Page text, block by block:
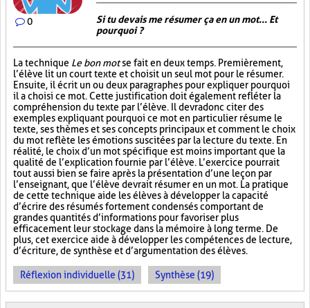
0
Si tu devais me résumer ça en un mot... Et
pourquoi ?
La technique Le bon motse fait en deux temps. Premièrement,
l’élève lit un court texte et choisit un seul mot pour le résumer.
Ensuite, il écrit un ou deux paragraphes pour expliquer pourquoi
il a choisi ce mot. Cette justification doit également refléter la
compréhension du texte par l’élève. Il devra donc citer des
exemples expliquant pourquoi ce mot en particulier résume le
texte, ses thèmes et ses concepts principaux et comment le choix
du mot reflète les émotions suscitées par la lecture du texte. En
réalité, le choix d’un mot spécifique est moins important que la
qualité de l’explication fournie par l’élève. L’exercice pourrait
tout aussi bien se faire après la présentation d’une leçon par
l’enseignant, que l’élève devrait résumer en un mot. La pratique
de cette technique aide les élèves à développer la capacité
d’écrire des résumés fortement condensés comportant de
grandes quantités d’informations pour favoriser plus
efficacement leur stockage dans la mémoire à long terme. De
plus, cet exercice aide à développer les compétences de lecture,
d’écriture, de synthèse et d’argumentation des élèves.
Réflexion individuelle (31) Synthèse (19)